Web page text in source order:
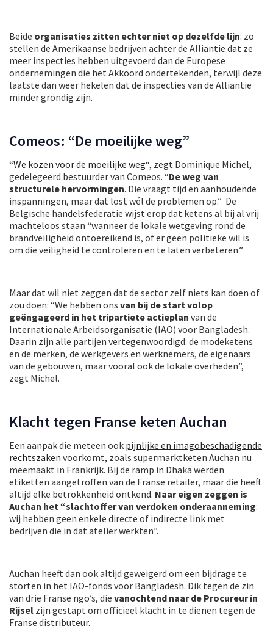
Beide organisaties zitten echter niet op dezelfde lijn: zo
stellen de Amerikaanse bedrijven achter de Alliantie dat ze
meer inspecties hebben uitgevoerd dan de Europese
ondernemingen die het Akkoord ondertekenden, terwijl deze
laatste dan weer hekelen dat de inspecties van de Alliantie
minder grondig zijn.
Comeos: “De moeilijke weg”
“We kozen voor de moeilijke weg“, zegt Dominique Michel,
gedelegeerd bestuurder van Comeos. “De weg van
structurele hervormingen. Die vraagt tijd en aanhoudende
inspanningen, maar dat lost wél de problemen op.” De
Belgische handelsfederatie wijst erop dat ketens al bij al vrij
machteloos staan “wanneer de lokale wetgeving rond de
brandveiligheid ontoereikend is, of er geen politieke wil is
om die veiligheid te controleren en te laten verbeteren.”
Maar dat wil niet zeggen dat de sector zelf niets kan doen of
zou doen: “We hebben ons van bij de start volop
geëngageerd in het tripartiete actieplan van de
Internationale Arbeidsorganisatie (IAO) voor Bangladesh.
Daarin zijn alle partijen vertegenwoordigd: de modeketens
en de merken, de werkgevers en werknemers, de eigenaars
van de gebouwen, maar vooral ook de lokale overheden”,
zegt Michel.
Klacht tegen Franse keten Auchan
Een aanpak die meteen ook pijnlijke en imagobeschadigende
rechtszaken voorkomt, zoals supermarktketen Auchan nu
meemaakt in Frankrijk. Bij de ramp in Dhaka werden
etiketten aangetroffen van de Franse retailer, maar die heeft
altijd elke betrokkenheid ontkend. Naar eigen zeggen is
Auchan het “slachtoffer van verdoken onderaanneming:
wij hebben geen enkele directe of indirecte link met
bedrijven die in dat atelier werkten”.
Auchan heeft dan ook altijd geweigerd om een bijdrage te
storten in het IAO-fonds voor Bangladesh. Dik tegen de zin
van drie Franse ngo’s, die vanochtend naar de Procureur in
Rijsel zijn gestapt om officieel klacht in te dienen tegen de
Franse distributeur.